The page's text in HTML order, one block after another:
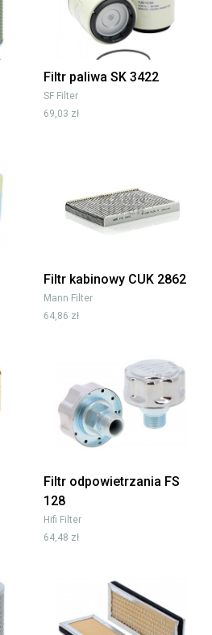
Filtr paliwa SK 3422
SF Filter
69,03 zł
Filtr kabinowy CUK 2862
Mann Filter
64,86 zł
Filtr odpowietrzania FS
128
Hifi Filter
64,48 zł